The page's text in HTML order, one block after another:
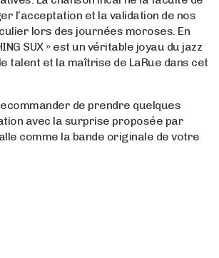
l’acceptation et la validation de nos
lors des journées moroses. En
SUX » est un véritable joyau du jazz
talent et la maîtrise de LaRue dans cet
de prendre quelques
avec la surprise proposée par
comme la bande originale de votre